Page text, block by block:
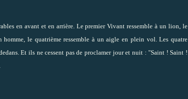
en avant et en arrière. Le premier Vivant ressemble à un lion, le
le quatrième ressemble à un aigle en plein vol. Les quatre
Et ils ne cessent pas de proclamer jour et nuit : "Saint ! Saint !